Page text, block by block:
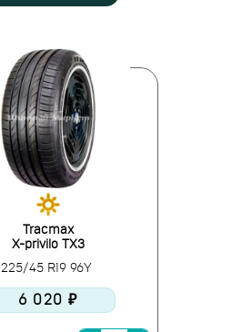
Tracmax
X-privilo TX3
225/45 R19 96Y
6 020 ₽